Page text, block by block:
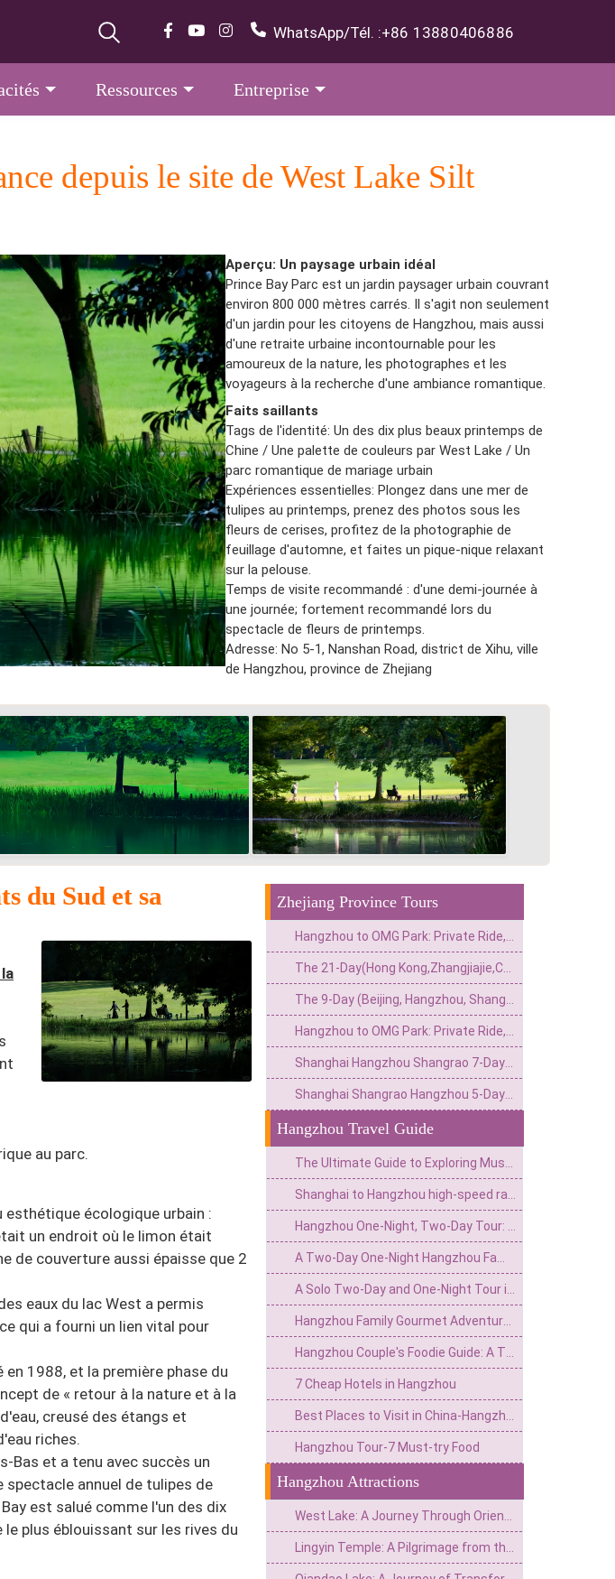
WhatsApp/Tél. :+86 13880406886
Ressources Entreprise
depuis le site de West Lake Silt
Aperçu: Un paysage urbain idéal
Prince Bay Parc est un jardin paysager urbain couvrant
environ 800 000 mètres carrés. Il s'agit non seulement
d'un jardin pour les citoyens de Hangzhou, mais aussi
d'une retraite urbaine incontournable pour les
amoureux de la nature, les photographes et les
voyageurs à la recherche d'une ambiance romantique.
Faits saillants
Tags de l'identité: Un des dix plus beaux printemps de
Chine / Une palette de couleurs par West Lake / Un
parc romantique de mariage urbain
Expériences essentielles: Plongez dans une mer de
tulipes au printemps, prenez des photos sous les
fleurs de cerises, profitez de la photographie de
feuillage d'automne, et faites un pique-nique relaxant
sur la pelouse.
Temps de visite recommandé : d'une demi-journée à
une journée; fortement recommandé lors du
spectacle de fleurs de printemps.
Adresse: No 5-1, Nanshan Road, district de Xihu, ville
de Hangzhou, province de Zhejiang
Zhejiang Province Tours
Hangzhou Travel Guide
7 Cheap Hotels in Hangzhou
Hangzhou Tour-7 Must-try Food
Hangzhou Attractions
du Sud et sa
au parc.
esthétique écologique urbain :
un endroit où le limon était
de couverture aussi épaisse que 2
eaux du lac West a permis
qui a fourni un lien vital pour
1988, et la première phase du
de « retour à la nature et à la
creusé des étangs et
riches.
Bas et a tenu avec succès un
spectacle annuel de tulipes de
est salué comme l'un des dix
plus éblouissant sur les rives du